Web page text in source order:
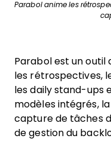
Parabol anime les
Parabol est un outil
les rétrospectives,
les daily stand-ups
modèles intégrés,
capture de tâches
de gestion du